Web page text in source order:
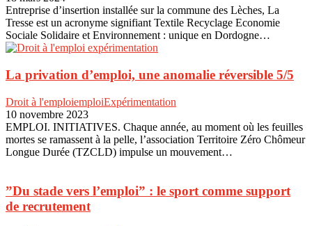
Entreprise d’insertion installée sur la commune des Lèches, La
Tresse est un acronyme signifiant Textile Recyclage Economie
Sociale Solidaire et Environnement : unique en Dordogne…
La privation d’emploi, une anomalie réversible 5/5
Droit à l'emploiemploiExpérimentation
10 novembre 2023
EMPLOI. INITIATIVES. Chaque année, au moment où les feuilles
mortes se ramassent à la pelle, l’association Territoire Zéro Chômeur
Longue Durée (TZCLD) impulse un mouvement…
”Du stade vers l’emploi” : le sport comme support
de recrutement